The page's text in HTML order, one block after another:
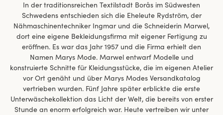
In der traditionsreichen Textilstadt Borås im Südwesten
Schwedens entschieden sich die Eheleute Rydström, der
Nähmaschinentechniker Ingmar und die Schneiderin Marwel,
dort eine eigene Bekleidungsfirma mit eigener Fertigung zu
eröffnen. Es war das Jahr 1957 und die Firma erhielt den
Namen Marys Mode. Marwel entwarf Modelle und
konstruierte Schnitte für Kleidungsstücke, die im eigenen Atelier
vor Ort genäht und über Marys Modes Versandkatalog
vertrieben wurden. Fünf Jahre später erblickte die erste
Unterwäschekollektion das Licht der Welt, die bereits von erster
Stunde an enorm erfolgreich war. Heute vertreiben wir unter